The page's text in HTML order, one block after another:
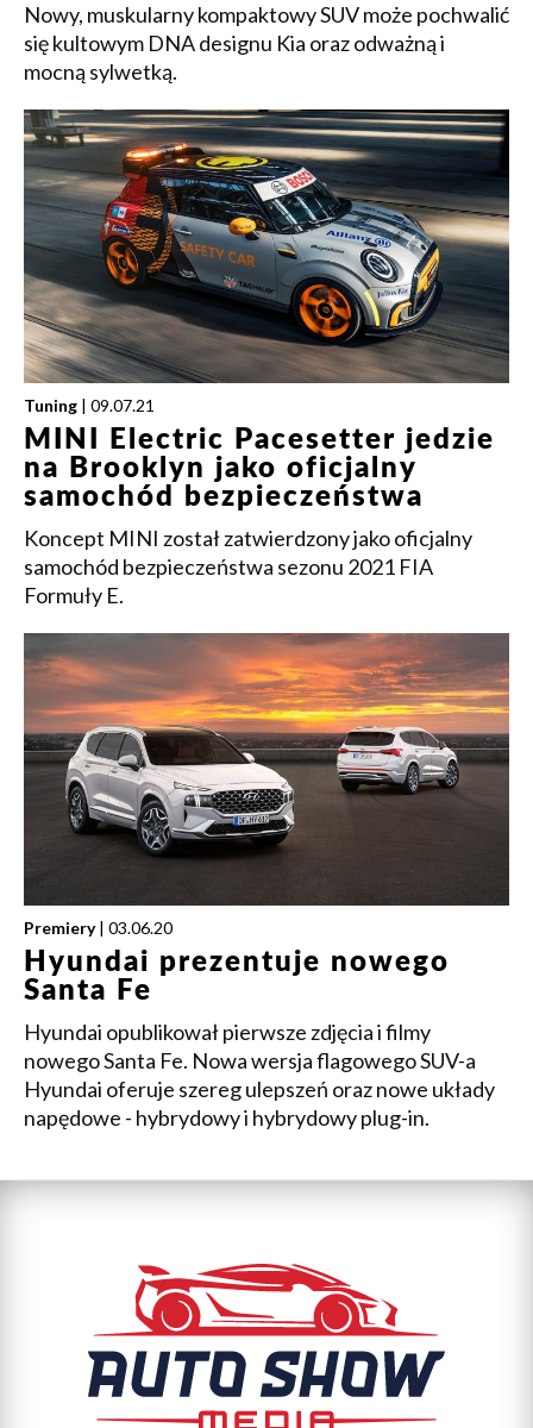
Nowy, muskularny kompaktowy SUV może pochwalić
się kultowym DNA designu Kia oraz odważną i
mocną sylwetką.
Tuning | 09.07.21
MINI Electric Pacesetter jedzie
na Brooklyn jako oficjalny
samochód bezpieczeństwa
Koncept MINI został zatwierdzony jako oficjalny
samochód bezpieczeństwa sezonu 2021 FIA
Formuły E.
Premiery | 03.06.20
Hyundai prezentuje nowego
Santa Fe
Hyundai opublikował pierwsze zdjęcia i filmy
nowego Santa Fe. Nowa wersja flagowego SUV-a
Hyundai oferuje szereg ulepszeń oraz nowe układy
napędowe - hybrydowy i hybrydowy plug-in.